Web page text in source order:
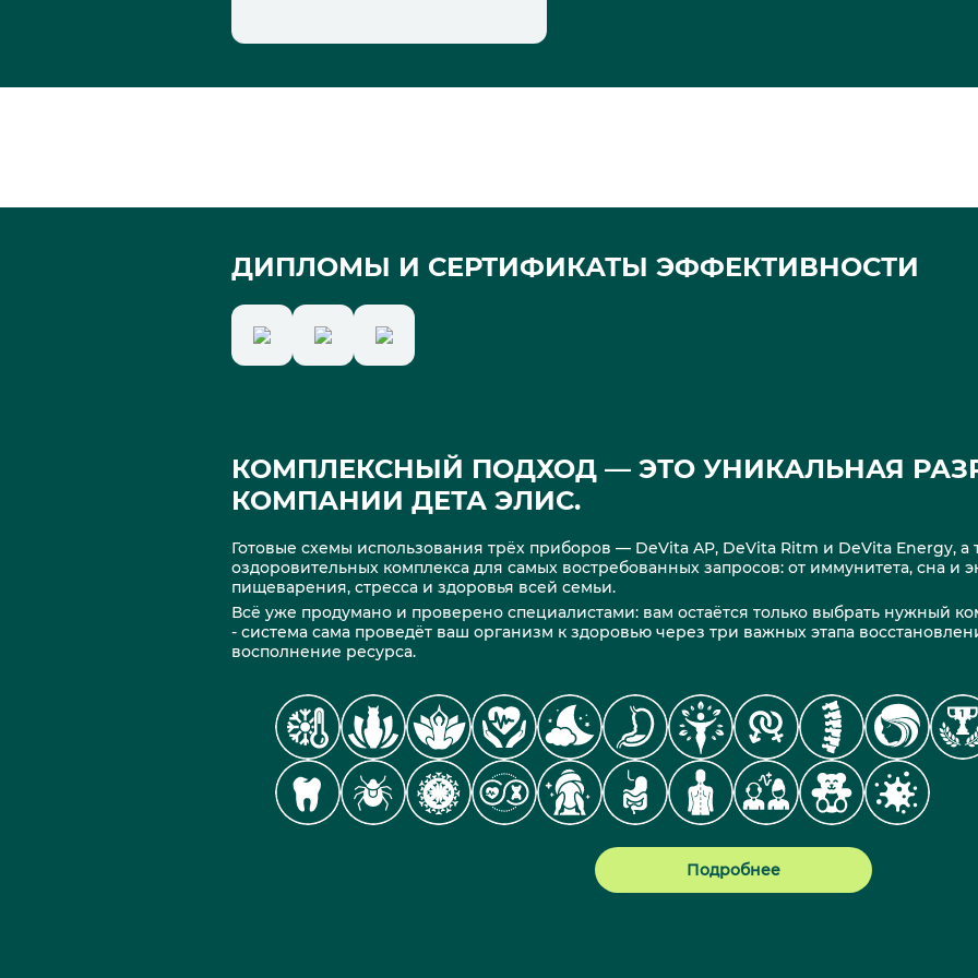
ДИПЛОМЫ И СЕРТИФИКАТЫ ЭФФЕКТИВНОСТИ
КОМПЛЕКСНЫЙ ПОДХОД — ЭТО УНИКАЛЬНАЯ
КОМПАНИИ ДЕТА ЭЛИС.
Готовые схемы использования трёх приборов — DeVita AP, DeVita Ritm и DeVita Energy, а
оздоровительных комплекса для самых востребованных запросов: от иммунитета, сна и
пищеварения, стресса и здоровья всей семьи.
Всё уже продумано и проверено специалистами: вам остаётся только выбрать нужный
- система сама проведёт ваш организм к здоровью через три важных этапа
восполнение ресурса.
Подробнее